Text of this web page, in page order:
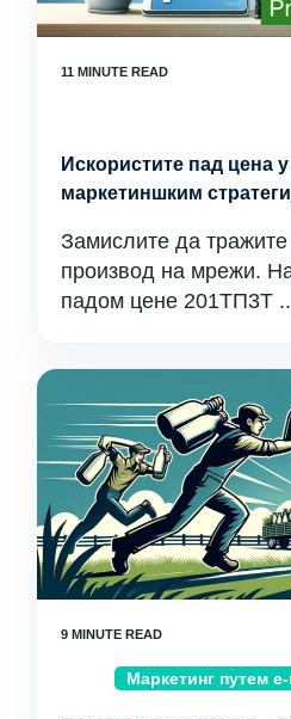
Искористите пад цена
маркетиншким
Замислите да
производ на мрежи.
падом цене 201ТП3Т
Маркетинг путем